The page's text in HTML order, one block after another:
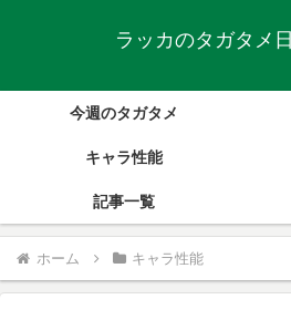
ラッカのタガタメ
今週のタガタメ
キャラ性能
記事一覧
ホーム キャラ性能